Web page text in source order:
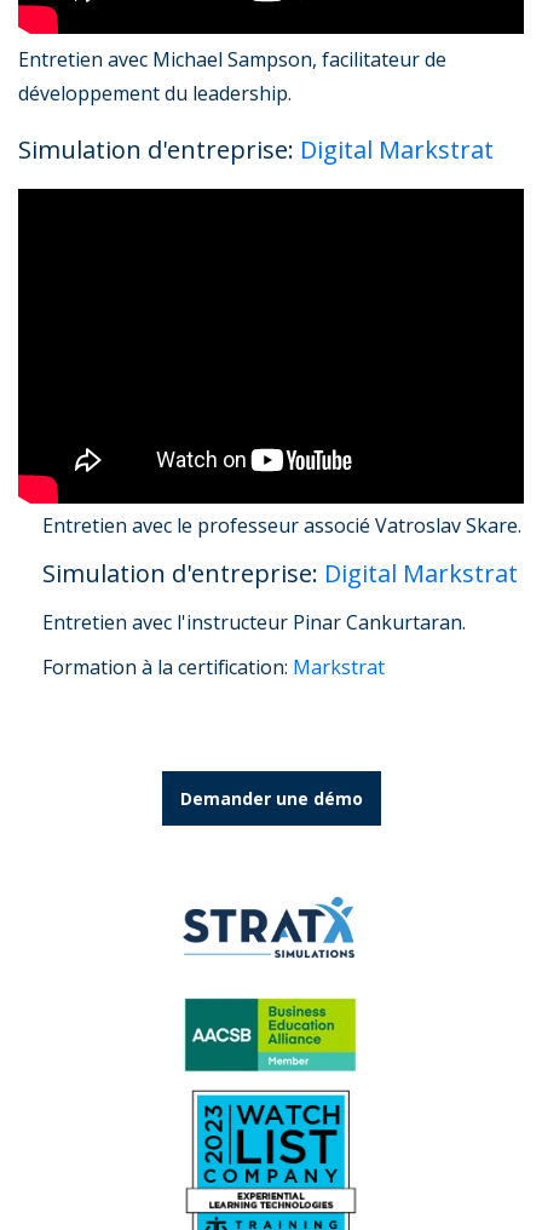
Entretien avec Michael Sampson, facilitateur de
développement du leadership.
Simulation d'entreprise: Digital Markstrat
Entretien avec le professeur associé Vatroslav Skare.
Simulation d'entreprise: Digital Markstrat
Entretien avec l'instructeur Pinar Cankurtaran.
Formation à la certification: Markstrat
Demander une démo